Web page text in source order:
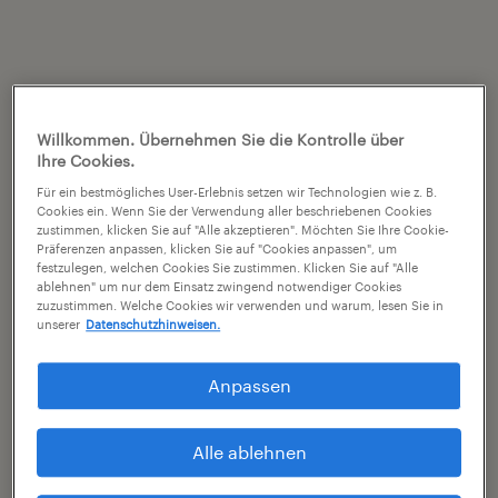
Willkommen. Übernehmen Sie die Kontrolle über
Ihre Cookies.
Für ein bestmögliches User-Erlebnis setzen wir Technologien wie z. B.
Cookies ein. Wenn Sie der Verwendung aller beschriebenen Cookies
zustimmen, klicken Sie auf "Alle akzeptieren". Möchten Sie Ihre Cookie-
Präferenzen anpassen, klicken Sie auf "Cookies anpassen", um
festzulegen, welchen Cookies Sie zustimmen. Klicken Sie auf "Alle
ablehnen" um nur dem Einsatz zwingend notwendiger Cookies
zuzustimmen. Welche Cookies wir verwenden und warum, lesen Sie in
unserer Datenschutzhinweisen.
Anpassen
Alle ablehnen